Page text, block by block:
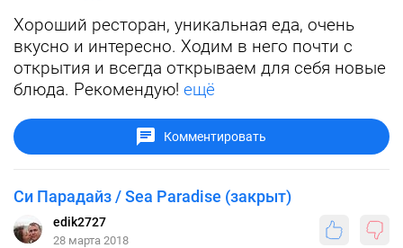
Хороший ресторан, уникальная еда, очень
вкусно и интересно. Ходим в него почти с
открытия и всегда открываем для себя новые
блюда. Рекомендую! ещё
Комментировать
Си Парадайз / Sea Paradise (закрыт)
edik2727
28 марта 2018